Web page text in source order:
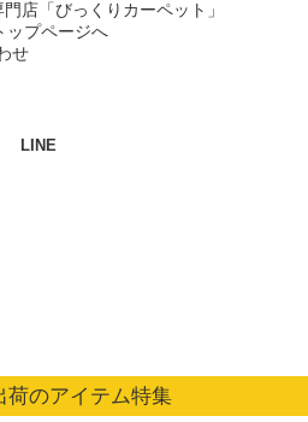
店「びっくりカーペット」
せ
LINE
荷のアイテム特集